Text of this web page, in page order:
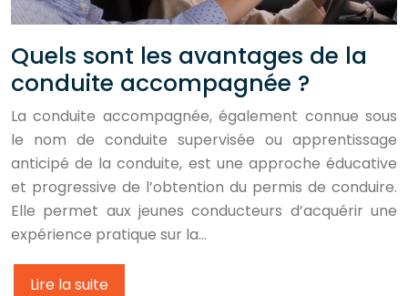
Quels sont les avantages de la
conduite accompagnée ?
La conduite accompagnée, également connue sous
le nom de conduite supervisée ou apprentissage
anticipé de la conduite, est une approche éducative
et progressive de l’obtention du permis de conduire.
Elle permet aux jeunes conducteurs d’acquérir une
expérience pratique sur la…
Lire la suite